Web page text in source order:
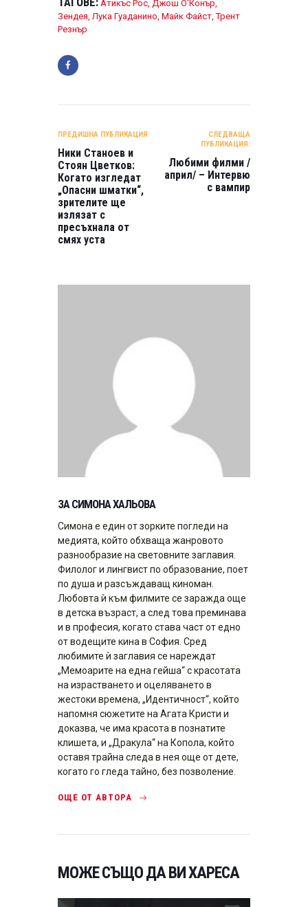
Атикъс Рос Джош О'Конър
Зендея Лука Гуаданино Майк Файст ,Трент
Резнър
ПРЕДИШНА ПУБЛИКАЦИЯ
Ники Станоев и
Стоян Цветков:
Когато изгледат
„Опасни шматки“,
зрителите ще
излязат с
пресъхнала от
смях уста
СЛЕДВАЩА
ПУБЛИКАЦИЯ:
Любими филми /
април/ – Интервю
с вампир
ЗА СИМОНА ХАЛЬОВА
Симона е един от зорките погледи на
медията, който обхваща жанровото
разнообразие на световните заглавия.
Филолог и лингвист по образование, поет
по душа и разсъждаващ киноман.
Любовта ѝ към филмите се заражда още
в детска възраст, а след това преминава
и в професия, когато става част от едно
от водещите кина в София. Сред
любимите ѝ заглавия се нареждат
„Мемоарите на една гейша“ с красотата
на израстването и оцеляването в
жестоки времена, „Идентичност“, който
напомня сюжетите на Агата Кристи и
доказва, че има красота в познатите
клишета, и „Дракула“ на Копола, който
оставя трайна следа в нея още от дете,
когато го гледа тайно, без позволение.
ОЩЕ ОТ АВТОРА
МОЖЕ СЪЩО ДА ВИ ХАРЕСА